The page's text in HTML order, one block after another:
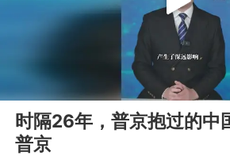
Play
时隔26年，普京抱过的中
普京